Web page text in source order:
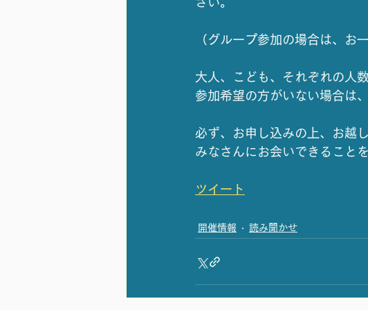
（グループ参加の場合は、お
大人、こども、それぞれの人
参加希望の方がいない場合は
必ず、お申し込みの上、お越
みなさんにお会いできること
ツイート
開催情報 読み聞かせ